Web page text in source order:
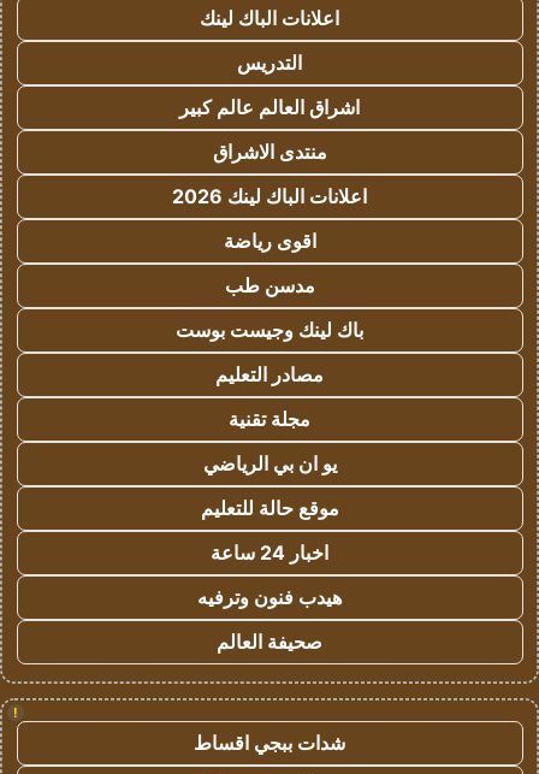
اعلانات الباك لينك
التدريس
اشراق العالم عالم كبير
منتدى الاشراق
اعلانات الباك لينك 2026
اقوى رياضة
مدسن طب
باك لينك وجيست بوست
مصادر التعليم
مجلة تقنية
يو ان بي الرياضي
موقع حالة للتعليم
اخبار 24 ساعة
هيدب فنون وترفيه
صحيفة العالم
!
شدات ببجي اقساط